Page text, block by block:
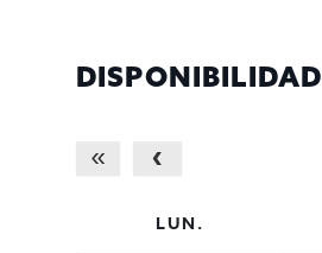
DISPONIBILIDAD
LUN.